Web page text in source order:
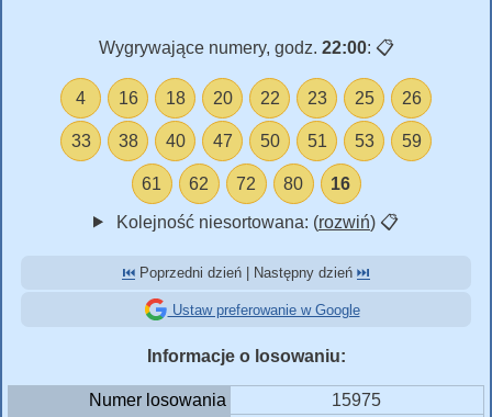
Wygrywające numery, godz. 22:00: 📋
4 16 18 20 22 23 25 26
33 38 40 47 50 51 53 59
61 62 72 80 16
Kolejność niesortowana: (rozwiń) 📋
⏮️ Poprzedni dzień | Następny dzień ⏭️
Ustaw preferowanie w Google
Informacje o losowaniu:
Numer losowania
15975